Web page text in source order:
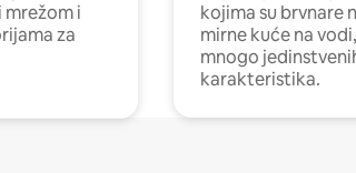
mrežom i
za
kojima su brvnare
mirne kuće na
mnogo
karakteristika.